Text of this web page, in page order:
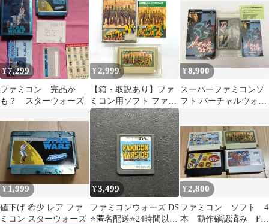
FAMICOM
¥7,299
ファミコン 完品か
も？ スターウォーズ
¥ 2,999
【箱・取説あり】ファ
ミコン用ソフト ファミ
コンウォーズ ゲームソ
フト レトロ ニンテンド
ー 任天堂
¥8,900
スーパーファミコンソ
フト バーチャルウォー
¥ 1,999
値下げ 希少 レア ファ
ミコン スターウォーズ
¥3,499
ファミコンウォーズ DS
⭐️匿名配送⭐️24時間以内
¥ 2,800
ファミコン ソフト 4
本 動作確認済み FC